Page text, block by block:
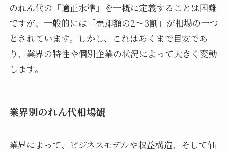
のれん代の「適正水準」を一概に定義することは困難
ですが、一般的には「売却額の2～3割」が相場の一つ
とされています。しかし、これはあくまで目安であ
り、業界の特性や個別企業の状況によって大きく変動
します。
業界別のれん代相場観
業界によって、ビジネスモデルや収益構造、そして価